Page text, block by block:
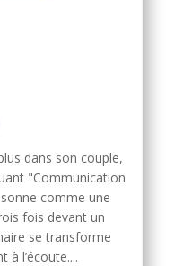
dans son couple,
"Communication
comme une
fois devant un
se transforme
à l’écoute....